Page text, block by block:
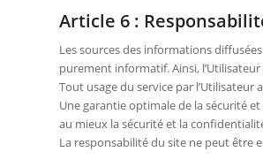
Article 6 :
Les sources des informations
purement informatif. Ainsi,
Tout usage du service par
Une garantie optimale de la sécurité
au mieux la sécurité et la
La responsabilité du site ne peut être